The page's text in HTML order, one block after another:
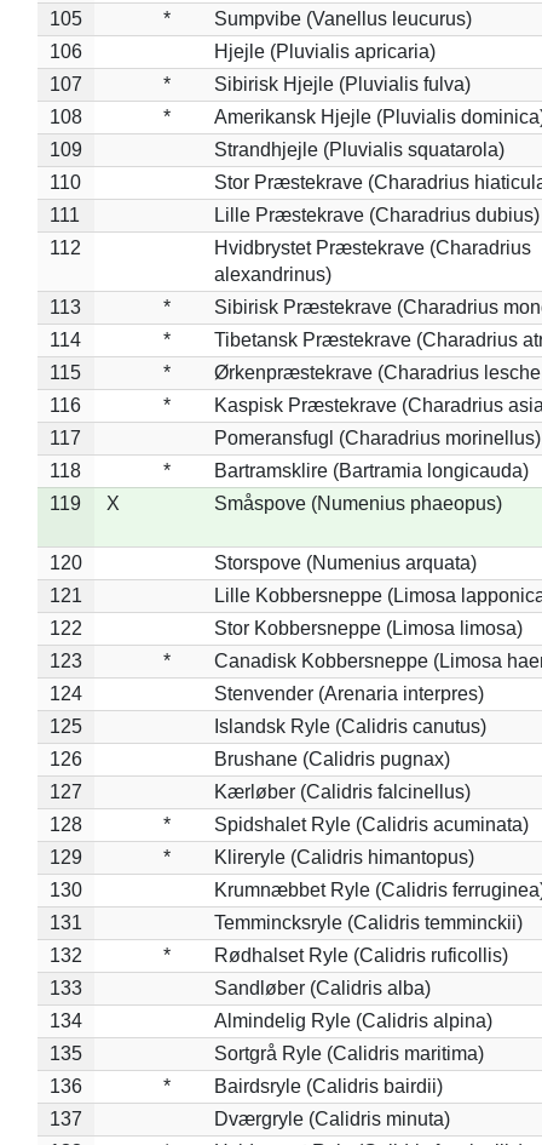
105 *
Sumpvibe (Vanellus leucurus)
106
Hjejle (Pluvialis apricaria)
107
*
Sibirisk Hjejle (Pluvialis fulva)
108
*
Amerikansk Hjejle (Pluvialis
109
Strandhjejle (Pluvialis squatarola)
110
Stor Præstekrave (Charadrius
111
Lille Præstekrave (Charadrius dubius)
112
Hvidbrystet Præstekrave (Charadrius
alexandrinus)
113
*
Sibirisk Præstekrave (Charadrius
114
*
Tibetansk Præstekrave (Charadrius
115
*
Ørkenpræstekrave (Charadrius
116
*
Kaspisk Præstekrave (Charadrius
117
Pomeransfugl (Charadrius morinellus)
118
*
Bartramsklire (Bartramia longicauda)
119
X Småspove (Numenius phaeopus)
120
Storspove (Numenius arquata)
121
Lille Kobbersneppe (Limosa
122
Stor Kobbersneppe (Limosa limosa)
123
*
Canadisk Kobbersneppe (Limosa
124
Stenvender (Arenaria interpres)
125
Islandsk Ryle (Calidris canutus)
126
Brushane (Calidris pugnax)
127
Kærløber (Calidris falcinellus)
128
*
Spidshalet Ryle (Calidris acuminata)
129
*
Klireryle (Calidris himantopus)
130
Krumnæbbet Ryle (Calidris
131
Temmincksryle (Calidris temminckii)
132
*
Rødhalset Ryle (Calidris ruficollis)
133
Sandløber (Calidris alba)
134
Almindelig Ryle (Calidris alpina)
135
Sortgrå Ryle (Calidris maritima)
136
*
Bairdsryle (Calidris bairdii)
137
Dværgryle (Calidris minuta)